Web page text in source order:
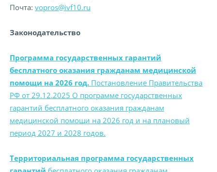
Почта: vopros@ivf10.ru
Законодательство
Программа государственных гарантий
бесплатного оказания гражданам медицинской
помощи на 2026 год. Постановление Правительства
РФ от 29.12.2025 О программе государственных
гарантий бесплатного оказания гражданам
медицинской помощи на 2026 год и на плановый
период 2027 и 2028 годов.
Территориальная программа государственных